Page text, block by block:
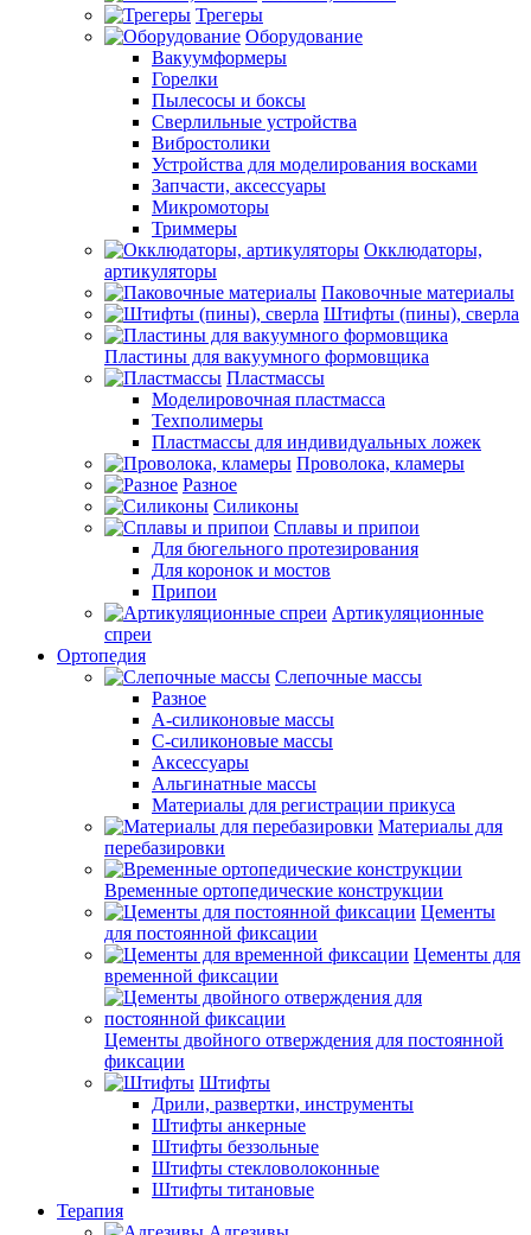
Трегеры
Оборудование
Вакуумформеры
Горелки
Пылесосы и боксы
Сверлильные устройства
Вибростолики
Устройства для моделирования восками
Запчасти, аксессуары
Микромоторы
Триммеры
Окклюдаторы,
артикуляторы
Паковочные материалы
Штифты (пины), сверла
Пластины для вакуумного формовщика
Пластмассы
Моделировочная пластмасса
Техполимеры
Пластмассы для индивидуальных ложек
Проволока, кламеры
Разное
Силиконы
Сплавы и припои
Для бюгельного протезирования
Для коронок и мостов
Припои
Артикуляционные
спреи
Ортопедия
Слепочные массы
Разное
А-силиконовые массы
С-силиконовые массы
Аксессуары
Альгинатные массы
Материалы для регистрации прикуса
Материалы для
перебазировки
Временные ортопедические конструкции
Цементы
для постоянной фиксации
Цементы для
временной фиксации
Цементы двойного отверждения для постоянной
фиксации
Штифты
Дрили, развертки, инструменты
Штифты анкерные
Штифты беззольные
Штифты стекловолоконные
Штифты титановые
Терапия